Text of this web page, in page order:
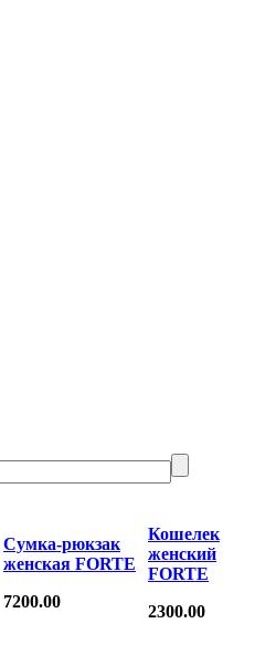
Сумка-рюкзак
женская FORTE
7200.00
Кошелек
женский
FORTE
2300.00